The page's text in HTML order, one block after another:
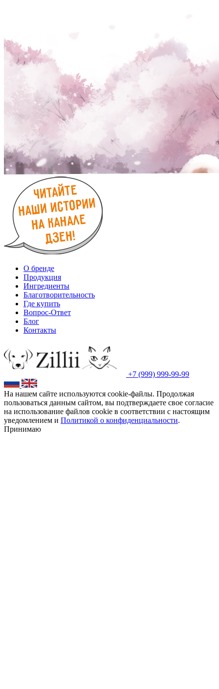
О бренде
Продукция
Ингредиенты
Благотворительность
Где купить
Вопрос-Ответ
Блог
Контакты
+7 (999) 999-99-99
На нашем сайте используются cookie-файлы. Продолжая
пользоваться данным сайтом, вы подтверждаете свое согласие
на использование файлов cookie в соответствии с настоящим
уведомлением и Политикой о конфиденциальности.
Принимаю